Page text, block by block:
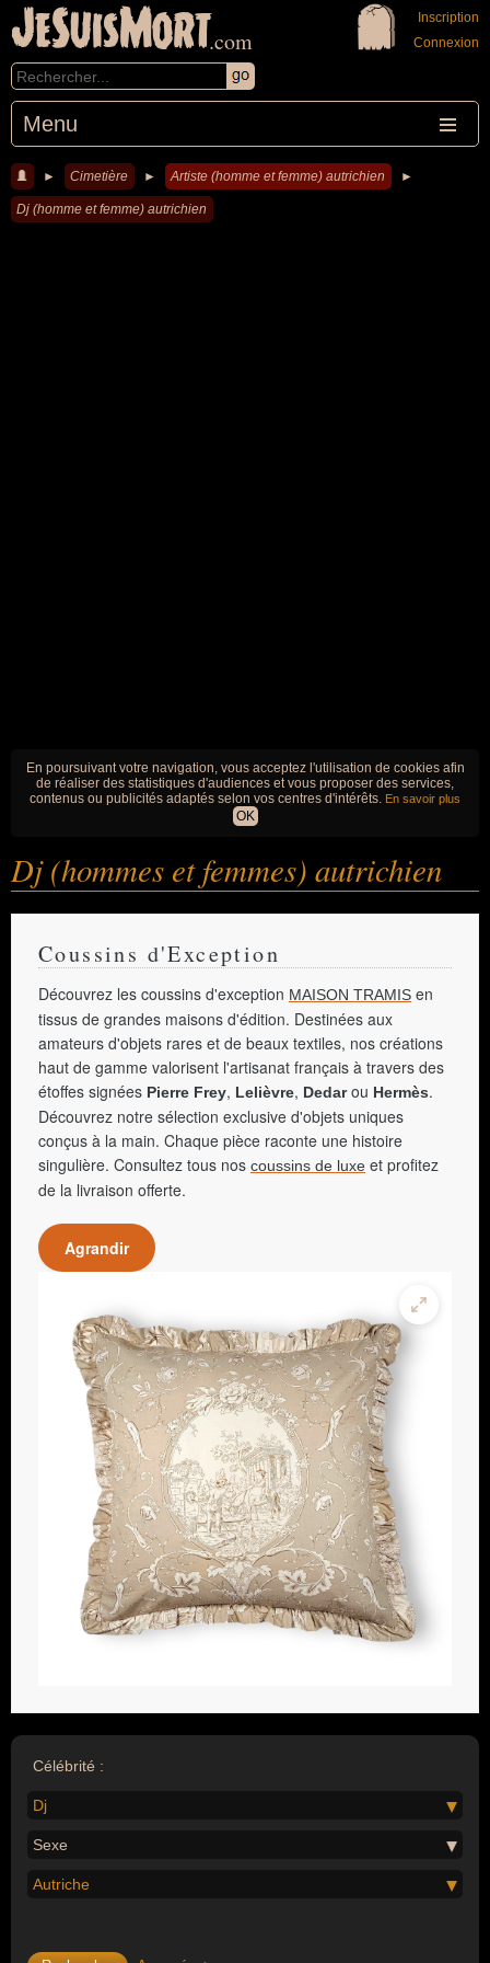
JeSuisMort.com
Menu
Inscription
Connexion
► Cimetière ► Artiste (homme et femme) autrichien ►
Dj (homme et femme) autrichien
En poursuivant votre navigation, vous acceptez l'utilisation de cookies afin
de réaliser des statistiques d'audiences et vous proposer des services,
contenus ou publicités adaptés selon vos centres d'intérêts. En savoir plus
OK
Dj (hommes et femmes) autrichien
Coussins d'Exception
Découvrez les coussins d'exception MAISON TRAMIS en
tissus de grandes maisons d'édition. Destinées aux
amateurs d'objets rares et de beaux textiles, nos créations
haut de gamme valorisent l'artisanat français à travers des
étoffes signées Pierre Frey, Lelièvre, Dedarou Hermès.
Découvrez notre sélection exclusive d'objets uniques
conçus à la main. Chaque pièce raconte une histoire
singulière. Consultez tous nos coussins de luxe et profitez
de la livraison offerte.
Agrandir
Célébrité :
Dj
Sexe
Autriche